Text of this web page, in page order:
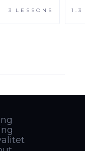
3 LESSONS 1.3